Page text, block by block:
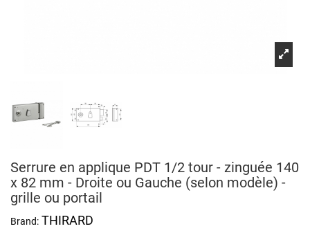
Serrure en applique PDT 1/2 tour - zinguée 140
x 82 mm - Droite ou Gauche (selon modèle) -
grille ou portail
Brand: THIRARD